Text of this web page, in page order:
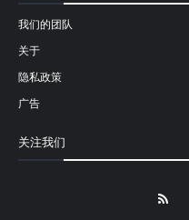
我们的团队
关于
隐私政策
广告
关注我们